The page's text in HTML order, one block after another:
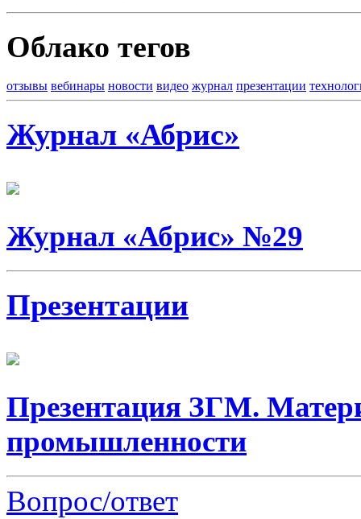
Облако тегов
отзывы вебинары новости видео журнал презентации
Журнал «Абрис»
Журнал «Абрис» №29
Презентации
Презентация ЗГМ.
промышленности
Вопрос/ответ